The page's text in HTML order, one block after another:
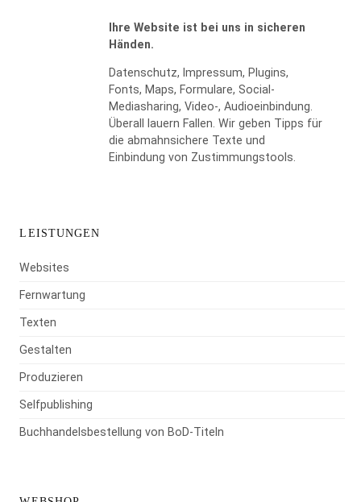
Ihre Website ist bei uns in sicheren
Händen.
Datenschutz, Impressum, Plugins,
Fonts, Maps, Formulare, Social-
Mediasharing, Video-, Audioeinbindung.
Überall lauern Fallen. Wir geben Tipps für
die abmahnsichere Texte und
Einbindung von Zustimmungstools.
LEISTUNGEN
Websites
Fernwartung
Texten
Gestalten
Produzieren
Selfpublishing
Buchhandelsbestellung von BoD-Titeln
WIDERRUF BESTÄTIGEN